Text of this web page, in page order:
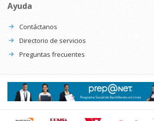
Ayuda
Contáctanos
Directorio de servicios
Preguntas frecuentes